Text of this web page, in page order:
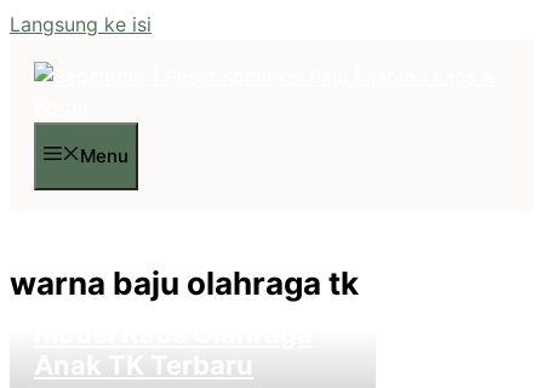
Langsung ke isi
Menu
warna baju olahraga tk
Anak TK Terbaru